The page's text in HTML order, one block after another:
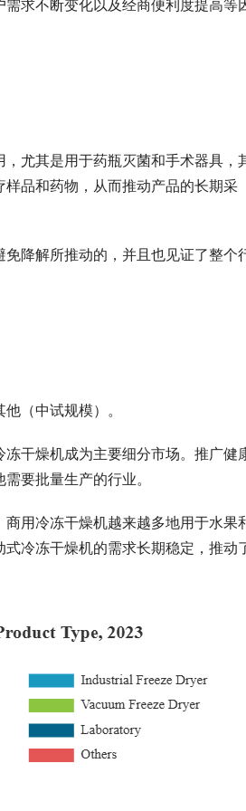
求不断变化以及经商便利度提高等
尤其是用于药瓶灭菌和手术器具，
品和药物，从而推动产品的长期采
降解所推动的，并且也见证了整个
（中试规模）。
干燥机成为主要细分市场。推广健
要批量生产的行业。
用冷冻干燥机越来越多地用于水果
冷冻干燥机的需求长期稳定，推动